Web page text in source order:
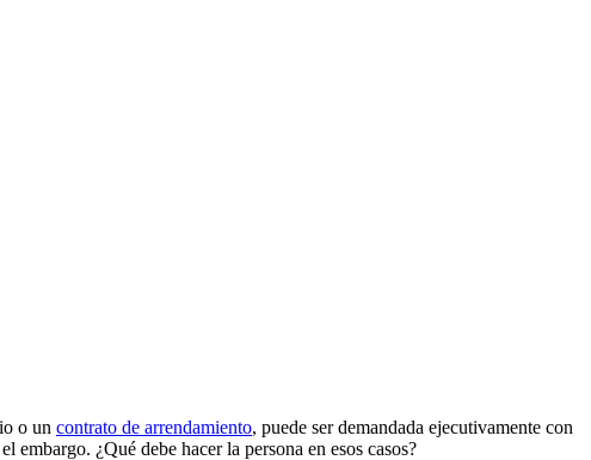
o un contrato de arrendamiento, puede ser demandada ejecutivamente con
¿Qué debe hacer la persona en esos casos?